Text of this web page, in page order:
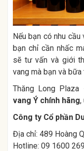
Nếu bạn có nhu cầu
bạn chỉ cần nhấc
sẽ tư vấn và giới
vang mà bạn và
Thăng Long Plaza
vang Ý chính hãng,
Công ty Cổ phần
Địa chỉ: 489 Hoàng
Hotline: 09 1600